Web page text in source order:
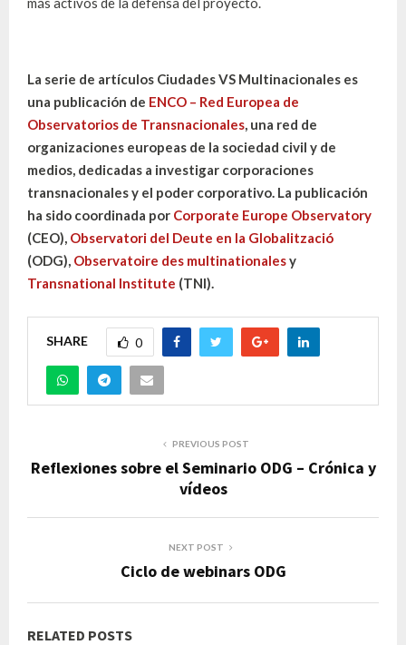
La serie de artículos Ciudades VS Multinacionales es
una publicación de ENCO – Red Europea de
Observatorios de Transnacionales, una red de
organizaciones europeas de la sociedad civil y de
medios, dedicadas a investigar corporaciones
transnacionales y el poder corporativo. La publicación
ha sido coordinada por Corporate Europe Observatory
(CEO), Observatori del Deute en la Globalització
(ODG), Observatoire des multinationalesy
Transnational Institute (TNI).
SHARE 0
PREVIOUS POST
Reflexiones sobre el Seminario ODG – Crónica y
vídeos
NEXT POST
Ciclo de webinars ODG
RELATED POSTS